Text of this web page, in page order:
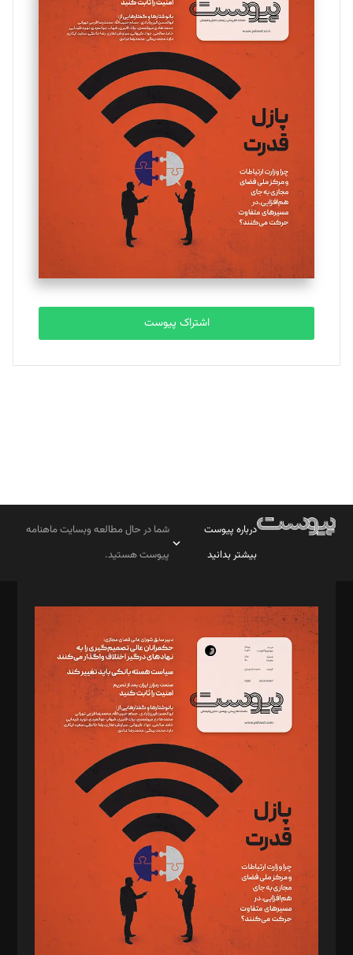
مینا پاکدل
یسنا امان‌پور
تحریریه
ملینا جعفری
تحریریه
مصطفی مسجدی آرانی
تحریریه
بابک نقاش
تحریریه
اشتراک پیوست
درباره پیوست
بیشتر بدانید
شما در حال مطالعه وبسایت ماهنامه
پیوست هستید.
مدیر مسئول: محمدباقر اثنی‌عشری
سردبیر: مهرک محمودی
دبیر تحریریه: میثم قاسمی
د‌بیر ناداستان: سمانه سمیع
د‌بیر خدمت و تجارت: ابوالفضل رجبی
د‌بیر حقوق فناوری: حسام‌الدین ایپکچی
د‌بیر پیوست جهان: مینا پاکدل
د‌بیر تحریریه آنلاین: بابک نقاش
تحریریه‌: مجتبی محمود‌ی، آرش برهمند، یسنا امان‌پور، سروش کرمیان،
مصطفی مسجدی آرانی، ابوالفضل رجبی، زهرا فکرانه، فائزه فتحی
رستمی،مصطفی باستان
ویرایش: نگار استاد‌‌آقا
طراح یونیفرم: مجید توکلی
فیلمبرداری و عکاسی: امیر شفیعی، مانی لطفی زاده
گرافیک و صفحه‌آرایی: سید‌سبحان‌علی ثابت
مد‌یر توسعه تجاری: کامبیز برید‌